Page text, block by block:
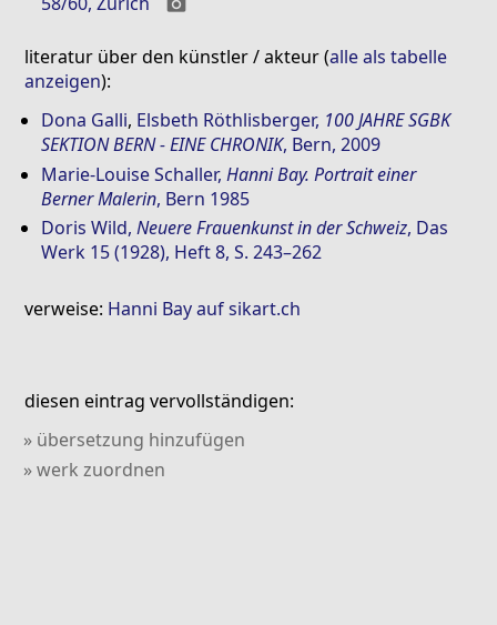
literatur über den künstler / akteur (alle als tabelle
anzeigen):
Dona Galli, Elsbeth Röthlisberger, 100 JAHRE SGBK
SEKTION BERN - EINE CHRONIK, Bern, 2009
Marie-Louise Schaller,Hanni Bay. Portrait einer
Berner Malerin, Bern 1985
Doris Wild,Neuere Frauenkunst in der Schweiz, Das
Werk 15 (1928), Heft 8, S. 243–262
verweise: Hanni Bay auf sikart.ch
diesen eintrag vervollständigen:
» übersetzung hinzufügen
» werk zuordnen